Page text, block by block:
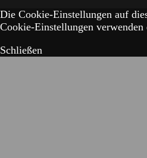
Die Cookie-Einstellungen auf
Cookie-Einstellungen
Schließen